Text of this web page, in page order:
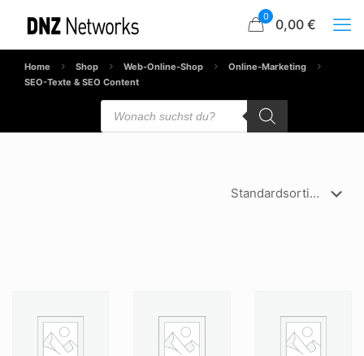
0 0,00 €
Home Shop Web-Online-Shop
Online-Marketing
SEO-Texte & SEO Content
Products
search